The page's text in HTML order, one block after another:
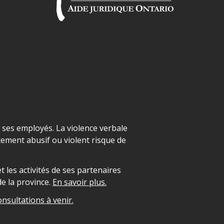
employés. La violence verbale
abusif ou violent risque de
les activités de ses partenaires
la province. En savoir plus.
à venir.